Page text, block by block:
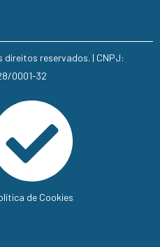
reservados. | CNPJ:
0001-32
de Cookies